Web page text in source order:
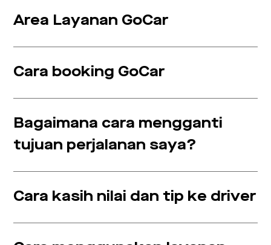
Area Layanan GoCar
Cara booking GoCar
Bagaimana cara mengganti
tujuan perjalanan saya?
Cara kasih nilai dan tip ke driver